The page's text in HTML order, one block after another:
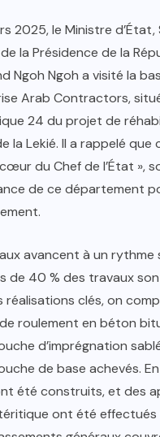
2025, le Ministre
la Présidence de la
Ngoh Ngoh a visité la
Arab Contractors,
24 du projet de
la Lekié. Il a rappelé
du Chef de l’État »,
de ce département
avancent à un rythme
de 40 % des travaux
réalisations clés, on
roulement en béton
d’imprégnation
de base achevés.
été construits, et des
ont été effectués